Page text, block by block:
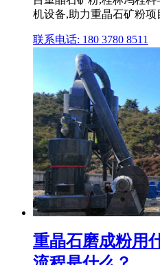
机设备,助力重晶石矿粉项
联系电话: 180 3780 8511
重晶石磨成粉用